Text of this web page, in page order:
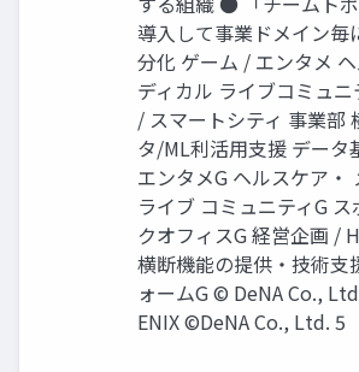
導入して事業ドメイン毎
分化 ゲーム / エンタメ
ディカル ライブコミュ
/ スマートシティ 事業部
タ/ML利活⽤⽀援 データ
エンタメG ヘルスケア‧
ライブ コミュニティG
クオフィスG 経営企画 /
横断機能の提供‧技術⽀
ォームG © DeNA Co.,
ENIX ©DeNA Co., Ltd. 5